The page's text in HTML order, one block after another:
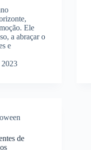
Ele
a abraçar o
e
2023
de